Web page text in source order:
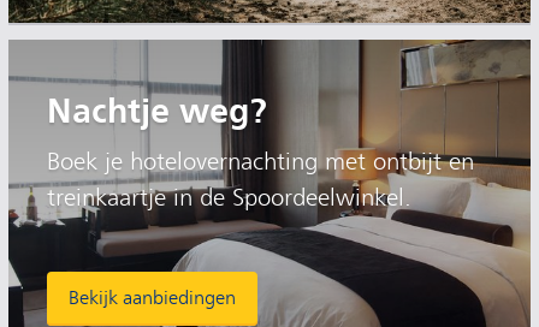
Nachtje weg?
Boek je hotelovernachting met ontbijt en
treinkaartje in de Spoordeelwinkel.
Bekijk aanbiedingen